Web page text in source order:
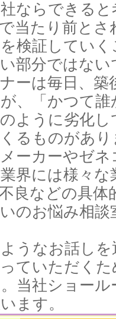
ならできる
当たり前と
検証してい
部分ではな
ーは毎日、築
、「かつて
ように劣化
るものがあり
ーカーやゼ
界には様々
良などの具体
のお悩み相
うなお話し
ていただく
当社ショー
ます。